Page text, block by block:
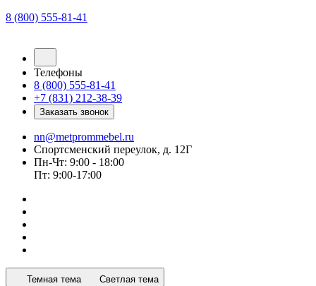
8 (800) 555-81-41
Телефоны
8 (800) 555-81-41
+7 (831) 212-38-39
Заказать звонок
nn@metprommebel.ru
Спортсменский переулок, д. 12Г
Пн-Чт: 9:00 - 18:00
Пт: 9:00-17:00
Темная тема Светлая тема